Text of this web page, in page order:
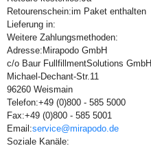
Retourenschein:im Paket enthalten
Lieferung in:
Weitere Zahlungsmethoden:
Adresse: Mirapodo GmbH
c/o Baur FullfillmentSolutions GmbH
Michael-Dechant-Str.11
96260 Weismain
Telefon:+49 (0)800 - 585 5000
Fax:+49 (0)800 - 585 5001
Email:service@mirapodo.de
Soziale Kanäle: